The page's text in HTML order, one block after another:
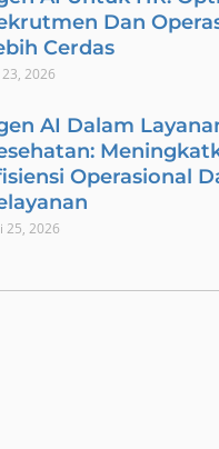
Dan
Cerdas
23, 2026
AI Dalam
Operasional
25, 2026